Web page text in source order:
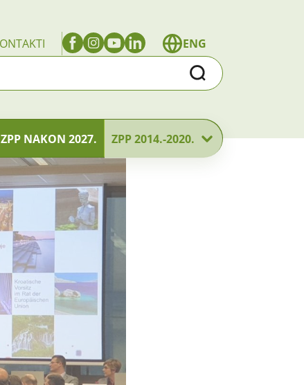
ENG
Traži
ZPP NAKON 2027. ZPP 2014.-2020.